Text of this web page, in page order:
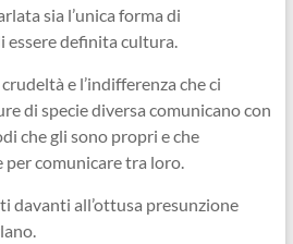
sia l’unica forma di
essere definita cultura.
e l’indifferenza che ci
di specie diversa comunicano con
che gli sono propri e che
comunicare tra loro.
davanti all’ottusa presunzione